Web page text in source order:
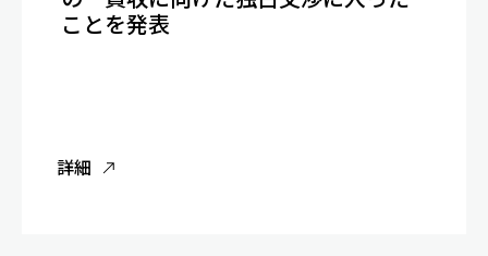
ことを発表
詳細